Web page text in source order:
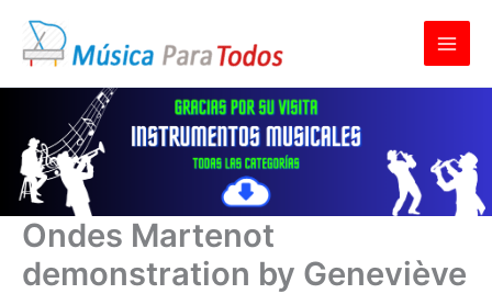
contenido
Ondes Martenot
demonstration by Geneviève